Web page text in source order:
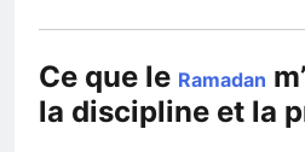
Ce que le Ramadan
la discipline et la